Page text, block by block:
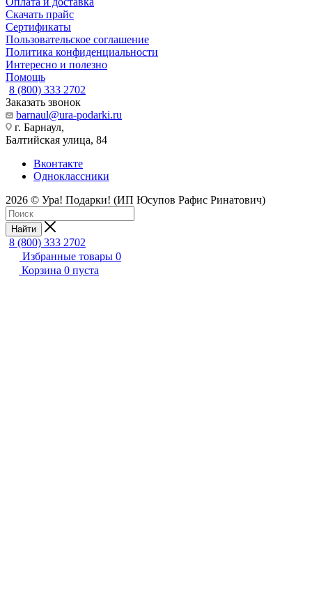
Скачать прайс
Сертификаты
Пользовательское соглашение
Политика конфиденциальности
Интересно и полезно
Помощь
8 (800) 333 2702
Заказать звонок
barnaul@ura-podarki.ru
г. Барнаул,
Балтийская улица, 84
Вконтакте
Одноклассники
2026 © Ура! Подарки! (ИП Юсупов Рафис Ринатович)
Найти
8 (800) 333 2702
Избранные товары 0
Корзина 0 пуста